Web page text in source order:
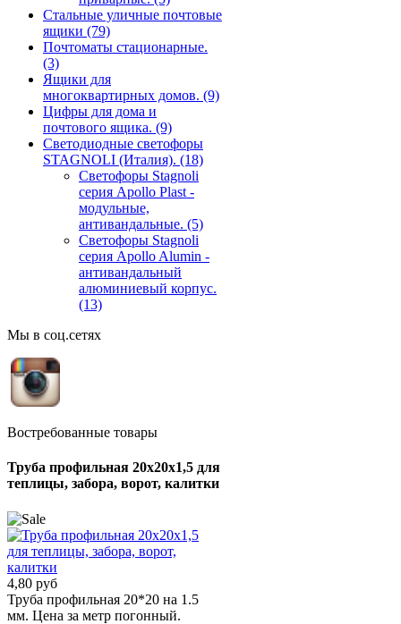
Стальные уличные почтовые
ящики (79)
Почтоматы стационарные.
(3)
Ящики для
многоквартирных домов. (9)
Цифры для дома и
почтового ящика. (9)
Светодиодные светофоры
STAGNOLI (Италия). (18)
Светофоры Stagnoli
серия Apollo Plast -
модульные,
антивандальные. (5)
Светофоры Stagnoli
серия Apollo Alumin -
антивандальный
алюминиевый корпус.
(13)
Мы в соц.сетях
Востребованные товары
Труба профильная 20х20х1,5 для
теплицы, забора, ворот, калитки
4,80 руб
Труба профильная 20*20 на 1.5
мм. Цена за метр погонный.